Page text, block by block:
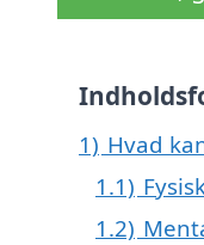
1) Hvad
1.1)
1.2)